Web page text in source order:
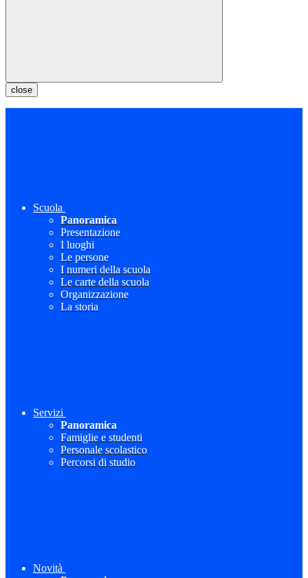
close
Scuola
Panoramica
Presentazione
I luoghi
Le persone
I numeri della scuola
Le carte della scuola
Organizzazione
La storia
Servizi
Panoramica
Famiglie e studenti
Personale scolastico
Percorsi di studio
Novità